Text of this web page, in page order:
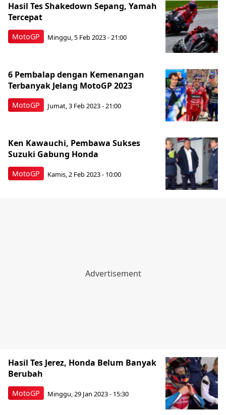
MotoGP
Hasil Tes Shakedown Sepang, Yamah
Tercepat
Minggu, 5 Feb 2023 - 21:00
MotoGP
6 Pembalap dengan Kemenangan
Terbanyak Jelang MotoGP 2023
Jumat, 3 Feb 2023 - 21:00
MotoGP
Ken Kawauchi, Pembawa Sukses
Suzuki Gabung Honda
Kamis, 2 Feb 2023 - 10:00
MotoGP
Hasil Tes Jerez, Honda Belum Banyak
Berubah
Minggu, 29 Jan 2023 - 15:30